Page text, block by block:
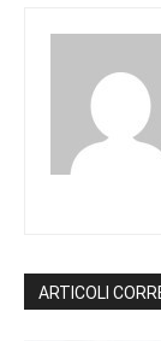
ARTICOLI